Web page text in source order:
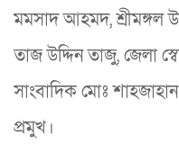
মমসাদ আহমদ, শ্রীমঙ্গল
তাজ উদ্দিন তাজু, জেলা
সাংবাদিক মোঃ
প্রমুখ।